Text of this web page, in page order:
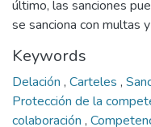
último, las sanciones
se sanciona con multas
Keywords
Delación , Carteles ,
Protección de la
colaboración ,